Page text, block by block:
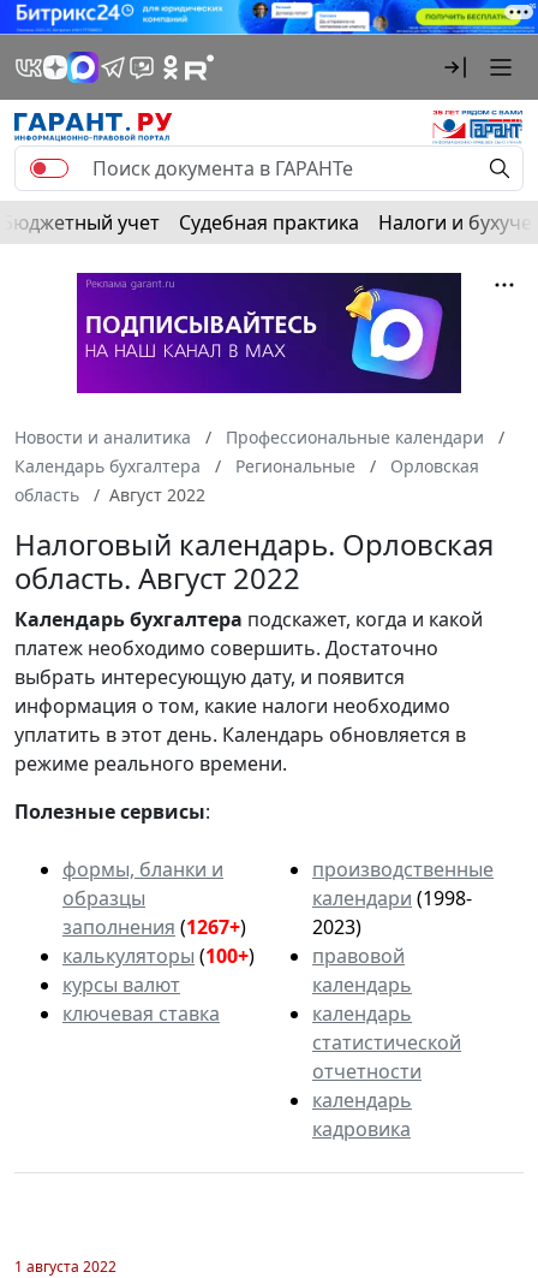
Бюджетный учет Судебная практика Налоги и
Новости и аналитика
Профессиональные календари
Календарь бухгалтера
Региональные
Орловская
область
Август 2022
Налоговый календарь. Орловская
область. Август 2022
Календарьбухгалтера подскажет, когда и какой
платеж необходимо совершить. Достаточно
выбрать интересующую дату, и появится
информация о том, какие налоги необходимо
уплатить в этот день. Календарь обновляется в
режиме реального времени.
Полезные сервисы:
формы, бланки и
образцы
заполнения (1267+)
калькуляторы (100+)
курсы валют
ключевая ставка
производственные
календари (1998-
2023)
правовой
календарь
календарь
статистической
отчетности
календарь
кадровика
1 августа 2022